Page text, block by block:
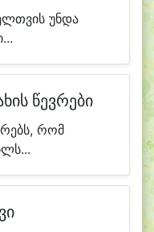
უნდა
წევრები
რომ